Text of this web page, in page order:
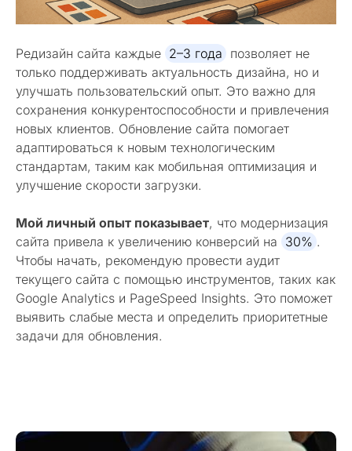
Редизайн сайта каждые 2–3 года позволяет не
только поддерживать актуальность дизайна, но и
улучшать пользовательский опыт. Это важно для
сохранения конкурентоспособности и привлечения
новых клиентов. Обновление сайта помогает
адаптироваться к новым технологическим
стандартам, таким как мобильная оптимизация и
улучшение скорости загрузки.
Мой личный опыт показывает, что модернизация
сайта привела к увеличению конверсий на 30% .
Чтобы начать, рекомендую провести аудит
текущего сайта с помощью инструментов, таких как
Google Analytics и PageSpeed Insights. Это поможет
выявить слабые места и определить приоритетные
задачи для обновления.